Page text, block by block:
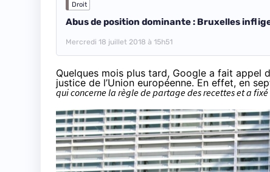
Droit
Abus de position dominante : Bruxelles
Mercredi 18 juillet 2018 à 15h51
Quelques mois plus tard, Google a fait appel
justice de l’Union européenne. En effet, en
qui concerne la règle de partage des recettes et a